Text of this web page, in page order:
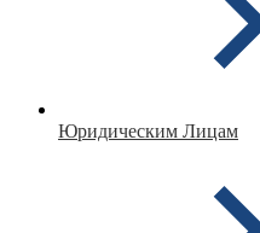
Юридическим Лицам